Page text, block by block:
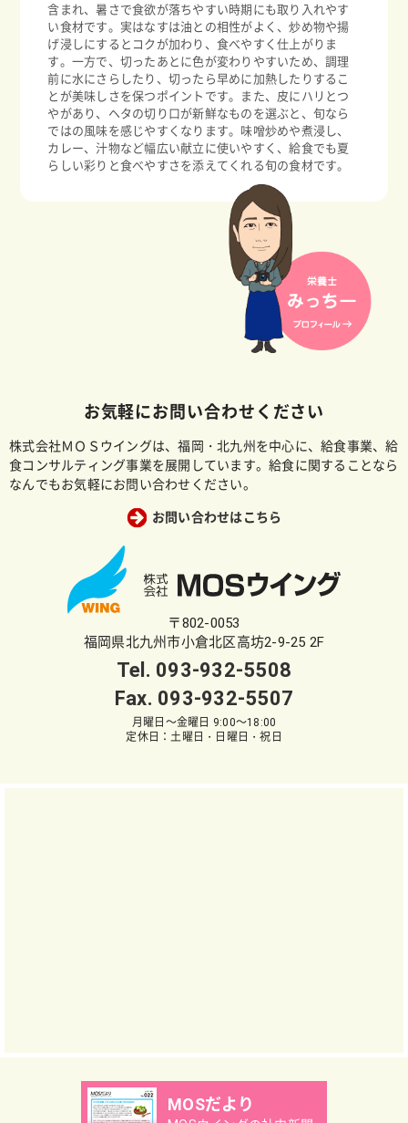
含まれ、暑さで食欲が落ちやすい時期にも取り入れやす
い食材です。実はなすは油との相性がよく、炒め物や揚
げ浸しにするとコクが加わり、食べやすく仕上がりま
す。一方で、切ったあとに色が変わりやすいため、調理
前に水にさらしたり、切ったら早めに加熱したりするこ
とが美味しさを保つポイントです。また、皮にハリとつ
やがあり、ヘタの切り口が新鮮なものを選ぶと、旬なら
ではの風味を感じやすくなります。味噌炒めや煮浸し、
カレー、汁物など幅広い献立に使いやすく、給食でも夏
らしい彩りと食べやすさを添えてくれる旬の食材です。
お気軽にお問い合わせください
株式会社ＭＯＳウイングは、福岡・北九州を中心に、給食事業、給
食コンサルティング事業を展開しています。給食に関することなら
なんでもお気軽にお問い合わせください。
お問い合わせはこちら
〒802-0053
福岡県北九州市小倉北区高坊2-9-25 2F
Tel. 093-932-5508
Fax. 093-932-5507
月曜日～金曜日 9:00～18:00
定休日：土曜日・日曜日・祝日
MOSだより